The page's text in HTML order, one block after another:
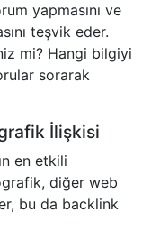
yapmasını ve
teşvik eder.
mi? Hangi bilgiyi
sorarak
İlişkisi
en etkili
diğer web
bu da backlink